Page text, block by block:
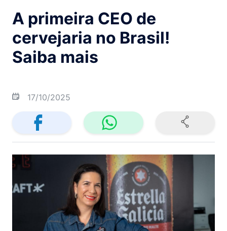
A primeira CEO de
cervejaria no Brasil!
Saiba mais
17/10/2025